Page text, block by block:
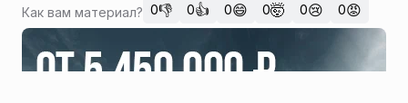
Как вам материал? 0👎 0👍 0😄 0🤯 0😢 0😡